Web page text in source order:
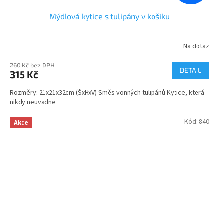
Mýdlová kytice s tulipány v košíku
Na dotaz
260 Kč bez DPH
315 Kč DETAIL
Rozměry: 21x21x32cm (ŠxHxV) Směs vonných tulipánů Kytice, která
nikdy neuvadne
Akce Kód: 840